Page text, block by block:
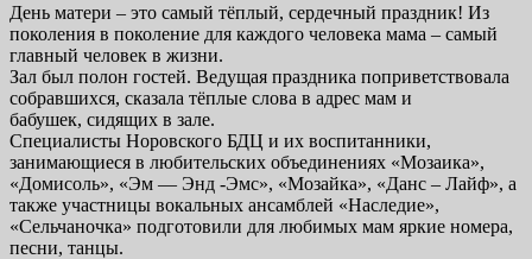
День матери – это самый тёплый, сердечный праздник! Из
поколения в поколение для каждого человека мама – самый
главный человек в жизни.
Зал был полон гостей. Ведущая праздника поприветствовала
собравшихся, сказала тёплые слова в адрес мам и
бабушек, сидящих в зале.
Специалисты Норовского БДЦ и их воспитанники,
занимающиеся в любительских объединениях «Мозаика»,
«Домисоль», «Эм — Энд -Эмс», «Мозайка», «Данс – Лайф», а
также участницы вокальных ансамблей «Наследие»,
«Сельчаночка» подготовили для любимых мам яркие номера,
песни, танцы.